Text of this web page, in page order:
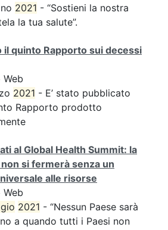
2021 - “Sostieni la nostra
la tua salute”.
il quinto Rapporto sui decessi
2021 - E’ stato pubblicato
Rapporto prodotto
al Global Health Summit: la
si fermerà senza un
alle risorse
2021 - “Nessun Paese sarà
a quando tutti i Paesi non